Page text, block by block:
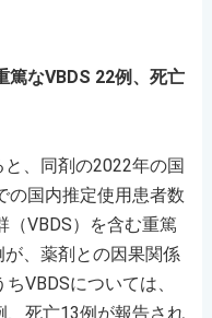
なVBDS 22例、死亡
、同剤の2022年の国
の国内推定使用患者数
（VBDS）を含む重篤
、薬剤との因果関係
VBDSについては、
、死亡13例が報告され